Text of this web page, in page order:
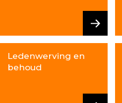
Ledenwerving en
behoud